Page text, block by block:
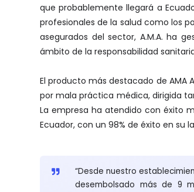
que probablemente llegará a
profesionales de la salud como los
asegurados del sector, A.M.A. ha
ámbito de la responsabilidad
El producto más destacado de AMA
por mala práctica médica, dirigida
La empresa ha atendido con éxito
Ecuador, con un 98% de éxito en su
“Desde nuestro
desembolsado más de 9